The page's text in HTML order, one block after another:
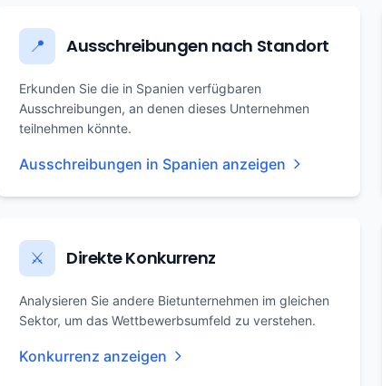
📍 Ausschreibungen nach Standort
Erkunden Sie die in Spanien verfügbaren
Ausschreibungen, an denen dieses Unternehmen
teilnehmen könnte.
Ausschreibungen in Spanien anzeigen
⚔️ Direkte Konkurrenz
Analysieren Sie andere Bietunternehmen im gleichen
Sektor, um das Wettbewerbsumfeld zu verstehen.
Konkurrenz anzeigen